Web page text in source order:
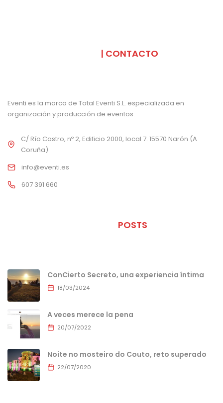
| CONTACTO
Eventi es la marca de Total Eventi S.L. especializada en
organización y producción de eventos.
C/ Río Castro, nº 2, Edificio 2000, local 7. 15570 Narón (A
Coruña)
info@eventi.es
607 391 660
POSTS
ConCierto Secreto, una experiencia íntima
18/03/2024
A veces merece la pena
20/07/2022
Noite no mosteiro do Couto, reto superado
22/07/2020